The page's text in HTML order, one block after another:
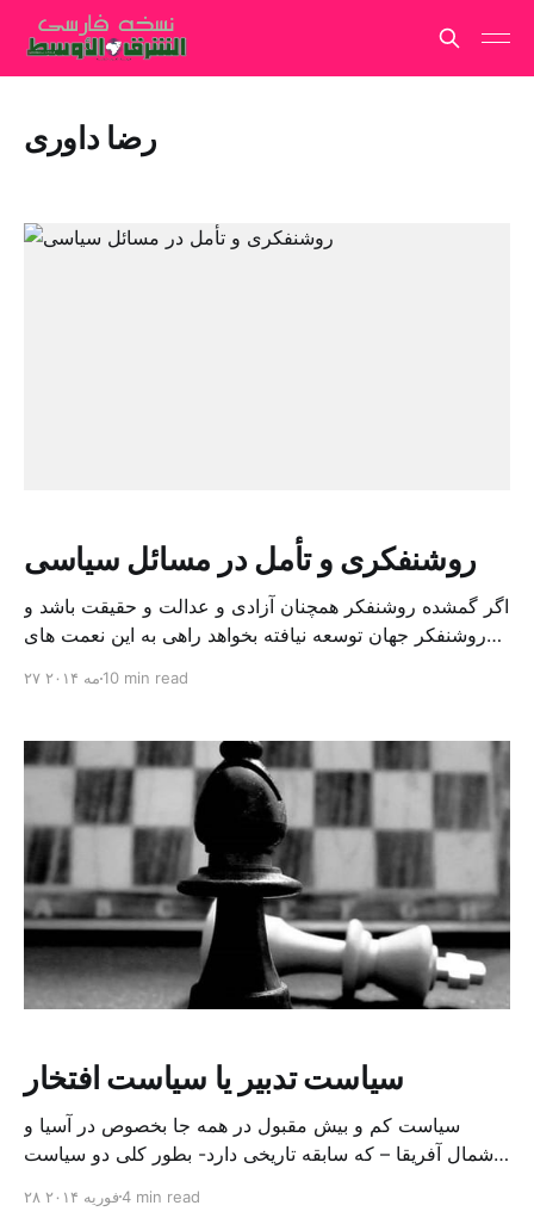
رضا داوری
روشنفکری و تأمل در مسائل سیاسی
اگر گمشده روشنفکر همچنان آزادی و عدالت و حقیقت باشد و
روشنفکر جهان توسعه نیافته بخواهد راهی به این نعمت های
یابد. در جهانی که گرفتار مشکلات توسعه است و مسائل علم
۲۷ مه ۲۰۱۴ 10 min read
سیاست تدبیر یا سیاست افتخار
سیاست کم و بیش مقبول در همه جا بخصوص در آسیا و
شمال آفریقا – که سابقه تاریخی دارد- بطور کلی دو سیاست
عزت و افتخار و دیگر سیاست تدبیر و اصلاح. اگر بگویند که این
۲۸ فوریه ۲۰۱۴4 min read